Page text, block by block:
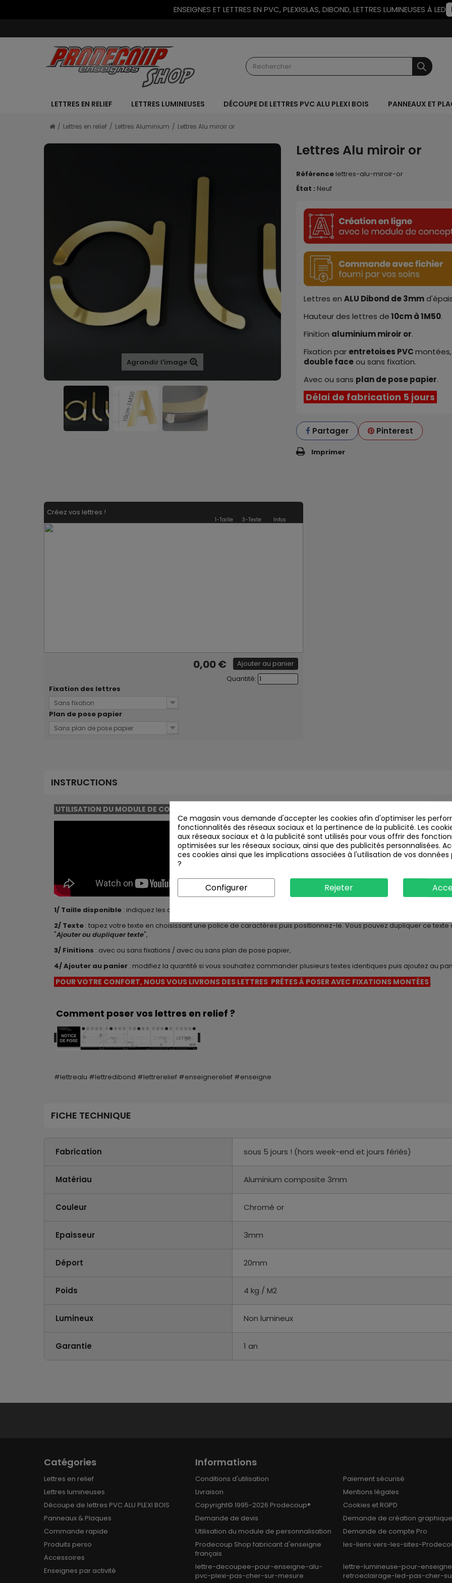
ENSEIGNES ET LETTRES EN PVC, PLEXIGLAS, DIBOND, LETTRES LUMINEUSES À LED
LETTRES EN RELIEF LETTRES LUMINEUSES DÉCOUPE DE LETTRES PVC ALU PLEXI BOIS PANNEAUX ET
Lettres en relief Lettres Aluminium Lettres Alu miroir or
Agrandir l'image
Lettres Alu miroir or
Référence lettres-alu-miroir-or
État : Neuf
Lettres en ALU Dibond de3mm
Hauteur des lettres de10cmà1M50.
Finition aluminium miroir or.
Fixation par entretoises PVCmontées,
double faceou sans fixation.
Avec ou sans plan de pose papier.
Délai de fabrication 5 jours
Partager Pinterest
Imprimer
Créez vos lettres !
1-Taille 3-Texte Infos
0,00 €
Ajouter au panier
Quantité:
Fixation des lettres
Sans fixation
Plan de pose papier
Sans plan de pose papier
INSTRUCTIONS
UTILISATION DU MODULE DE CONCEPTION :
1/ Taille disponible : indiquez les dimensions (largeur et hauteur en cm) de l'emplacement disponible,
2/ Texte : tapez votre texte en choisissant une police de caractères puis positionnez-le. Vous pouvez dupliquer ce
"Ajouter ou dupliquer texte",
3/ Finitions : avec ou sans fixations / avec ou sans plan de pose papier,
4/Ajouter au panier : modifiez la quantité si vous souhaitez commander plusieurs textes identiques puis ajoutez au
POUR VOTRE CONFORT, NOUS VOUS LIVRONS DES LETTRES PRÊTES À POSER AVEC FIXATIONS MONTÉES .
Comment poser vos lettres en relief ?
#lettrealu #lettredibond #lettrerelief #enseignerelief #enseigne
FICHE TECHNIQUE
Fabrication sous 5 jours ! (hors week-end et jours fériés)
Matériau Aluminium composite 3mm
Couleur Chromé or
Epaisseur 3mm
Déport 20mm
Poids 4 kg / M2
Lumineux Non lumineux
Garantie 1 an
Catégories
Lettres en relief
Lettres lumineuses
Découpe de lettres PVC ALU PLEXI BOIS
Panneaux & Plaques
Commande rapide
Produits perso
Accessoires
Enseignes par activité
Informations
Conditions d'utilisation
Paiement sécurisé
Livraison
Mentions légales
Copyright© 1995-2026 Prodecoup®
Cookies et RGPD
Demande de devis
Demande de création graphique
Utilisation du module de personnalisation
Demande de compte Pro
Prodecoup Shop fabricant d'enseigne
français
les-liens vers-les-sites-
lettre-decoupee-pour-enseigne-alu-
pvc-plexi-pas-cher-sur-mesure
lettre-lumineuse-pour-
retroeclairage-led-pas-cher-
Ce magasin vous demande d'accepter les cookies afin d'optimiser les
fonctionnalités des réseaux sociaux et la pertinence de la publicité. Les
aux réseaux sociaux et à la publicité sont utilisés pour vous offrir des
optimisées sur les réseaux sociaux, ainsi que des publicités personnalisées.
ces cookies ainsi que les implications associées à l'utilisation de vos données
?
Configurer Rejeter